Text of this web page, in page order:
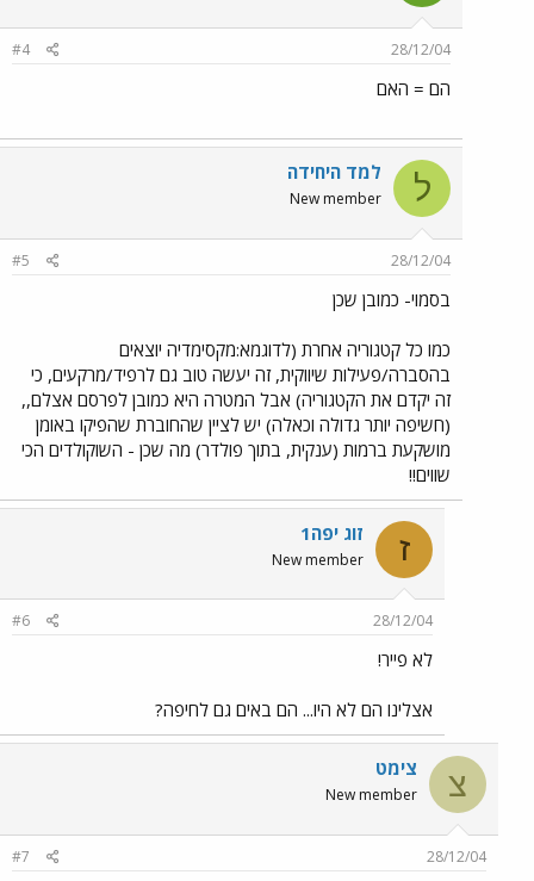
28/12/04
#4
הם = האם
ל למד היחידה
New member
28/12/04
#5
בסמוי- כמובן שכן
כמו כל קטגוריה אחרת (לדוגמא:מקסימדיה יוצאים
בהסברה/פעילות שיווקית, זה יעשה טוב גם לרפיד/מרקעים, כי
זה יקדם את הקטגוריה) אבל המטרה היא כמובן לפרסם אצלם,,
(חשיפה יותר גדולה וכאלה) יש לציין שהחוברת שהפיקו באומן
מושקעת ברמות (ענקית, בתוך פולדר) מה שכן - השוקולדים הכי
שווים!!
ז זוג יפה1
New member
28/12/04
#6
לא פייר!
אצלינו הם לא היו... הם באים גם לחיפה?
צ צימט
New member
28/12/04
#7